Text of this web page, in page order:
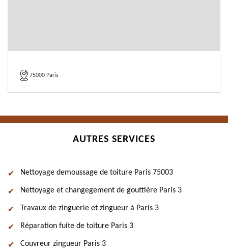
75000 Paris
AUTRES SERVICES
Nettoyage demoussage de toiture Paris 75003
Nettoyage et changegement de gouttière Paris 3
Travaux de zinguerie et zingueur à Paris 3
Réparation fuite de toiture Paris 3
Couvreur zingueur Paris 3